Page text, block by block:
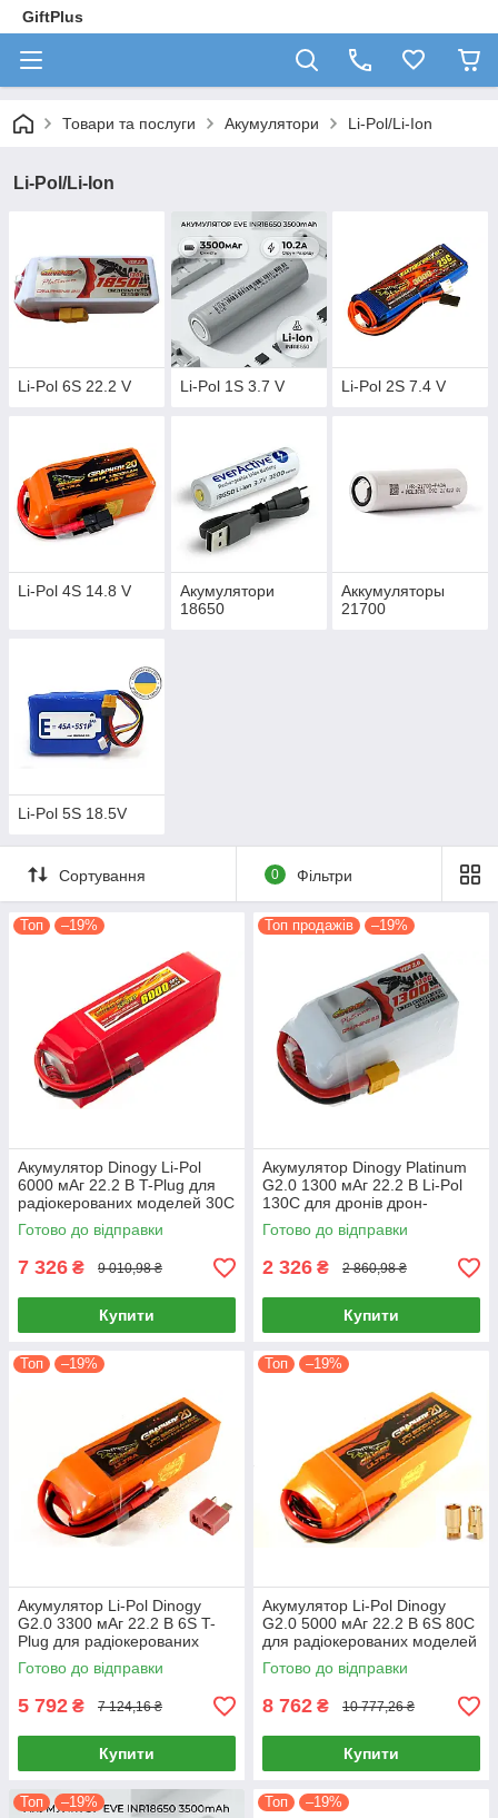
GiftPlus
Товари та послуги Акумулятори Li-Pol/Li-Ion
Li-Pol/Li-Ion
Li-Pol 6S 22.2 V Li-Pol 1S 3.7 V Li-Pol 2S 7.4 V
Li-Pol 4S 14.8 V
Акумулятори
18650
Аккумуляторы
21700
Li-Pol 5S 18.5V
Сортування 0 Фільтри
Топ –19%
Акумулятор Dinogy Li-Pol
6000 мАг 22.2 В T-Plug для
радіокерованих моделей 30C
Готово до відправки
7 326 ₴ 9 010,98 ₴
Купити
Топ продажів –19%
Акумулятор Dinogy Platinum
G2.0 1300 мАг 22.2 В Li-Pol
130C для дронів дрон-
рейсингу висока токоотдача
Готово до відправки
2 326 ₴ 2 860,98 ₴
Купити
Топ –19%
Акумулятор Li-Pol Dinogy
G2.0 3300 мАг 22.2 В 6S T-
Plug для радіокерованих
моделей
Готово до відправки
5 792 ₴ 7 124,16 ₴
Купити
Топ –19%
Акумулятор Li-Pol Dinogy
G2.0 5000 мАг 22.2 В 6S 80C
для радіокерованих моделей
високої потужності
Готово до відправки
8 762 ₴ 10 777,26 ₴
Купити
Топ –19% Топ –19%